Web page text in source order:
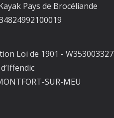
Pays de Brocéliande
Loi de 1901 - W353003327
SUR-MEU